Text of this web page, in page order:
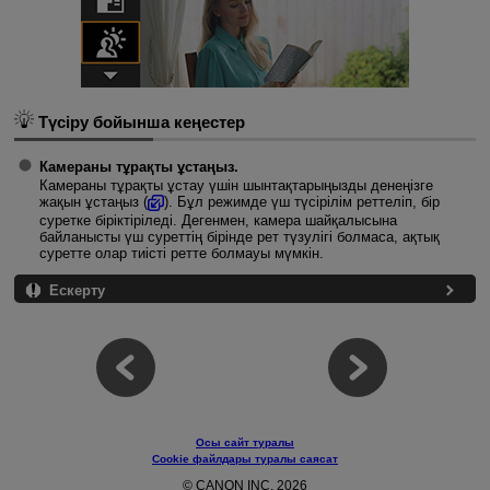
Түсіру бойынша кеңестер
Камераны тұрақты ұстаңыз.
Камераны тұрақты ұстау үшін шынтақтарыңызды денеңізге
жақын ұстаңыз (
). Бұл режимде үш түсірілім реттеліп, бір
суретке біріктіріледі. Дегенмен, камера шайқалысына
байланысты үш суреттің бірінде рет түзулігі болмаса, ақтық
суретте олар тиісті ретте болмауы мүмкін.
Ескерту
Осы сайт туралы
Cookie файлдары туралы саясат
© CANON INC. 2026